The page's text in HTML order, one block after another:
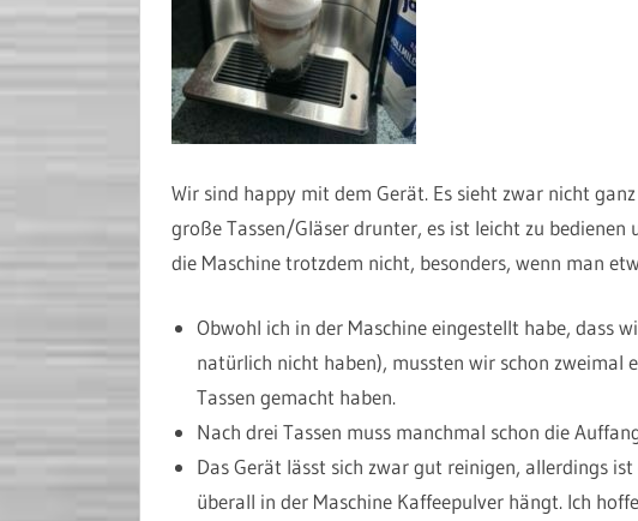
Wir sind happy mit dem Gerät. Es sieht zwar nicht
große Tassen/Gläser drunter, es ist leicht zu bedienen
die Maschine trotzdem nicht, besonders, wenn man
Obwohl ich in der Maschine eingestellt habe, dass
natürlich nicht haben), mussten wir schon
Tassen gemacht haben.
Nach drei Tassen muss manchmal schon die
Das Gerät lässt sich zwar gut reinigen, allerdings
überall in der Maschine Kaffeepulver hängt. Ich